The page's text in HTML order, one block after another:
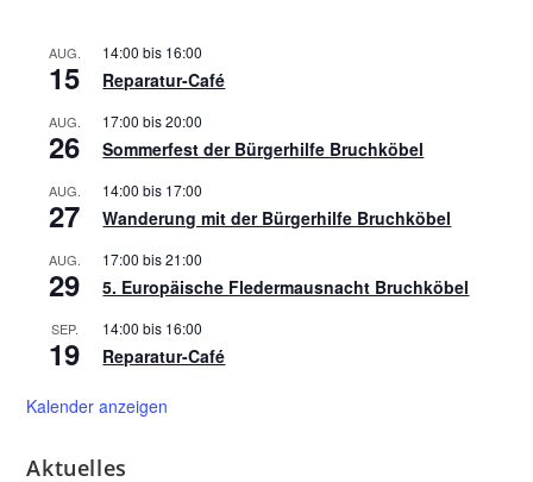
AUG.
15
14:00 bis 16:00
Reparatur-Café
AUG.
26
17:00 bis20:00
Sommerfest der Bürgerhilfe Bruchköbel
AUG.
27
14:00 bis 17:00
Wanderung mit der Bürgerhilfe Bruchköbel
AUG.
29
17:00 bis21:00
5. Europäische Fledermausnacht Bruchköbel
SEP.
19
14:00 bis 16:00
Reparatur-Café
Kalender anzeigen
Aktuelles